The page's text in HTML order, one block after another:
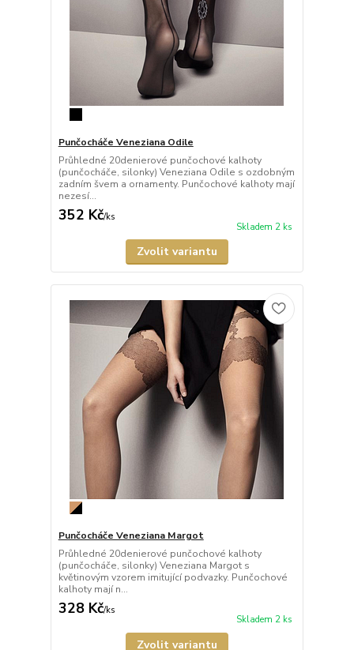
Punčocháče Veneziana Odile
Průhledné 20denierové punčochové kalhoty
(punčocháče, silonky) Veneziana Odile s ozdobným
zadním švem a ornamenty. Punčochové kalhoty mají
nezesí...
352 Kč/ks
Skladem 2 ks
Zvolit variantu
Punčocháče Veneziana Margot
Průhledné 20denierové punčochové kalhoty
(punčocháče, silonky) Veneziana Margot s
květinovým vzorem imitující podvazky. Punčochové
kalhoty mají n...
328 Kč/ks
Skladem 2 ks
Zvolit variantu